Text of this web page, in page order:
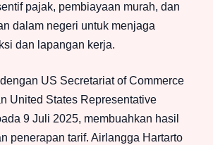
pajak, pembiayaan murah, dan
dalam negeri untuk menjaga
dan lapangan kerja.
US Secretariat of Commerce
United States Representative
9 Juli 2025, membuahkan hasil
penerapan tarif. Airlangga Hartarto